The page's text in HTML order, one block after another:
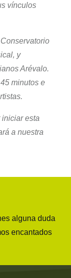
vínculos
y
Arévalo.
minutos e
iniciar esta
a nuestra
alguna duda
encantados